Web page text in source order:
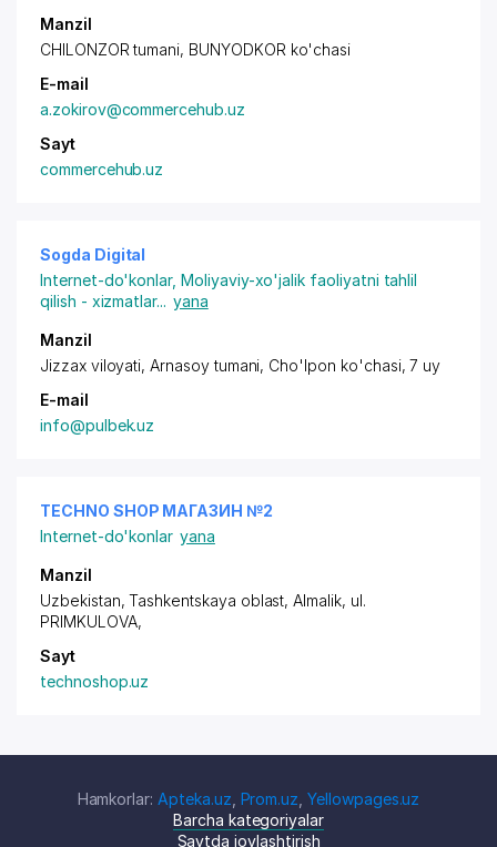
Manzil
CHILONZOR tumani, BUNYODKOR ko'chasi
E-mail
a.zokirov@commercehub.uz
Sayt
commercehub.uz
Sogda Digital
Internet-do'konlar,Moliyaviy-xo'jalik faoliyatni tahlil
qilish - xizmatlar... yana
Manzil
Jizzax viloyati, Arnasoy tumani, Cho'lpon ko'chasi, 7 uy
E-mail
info@pulbek.uz
TECHNO SHOP МАГАЗИН №2
Internet-do'konlar yana
Manzil
Uzbekistan, Tashkentskaya oblast, Almalik, ul.
PRIMKULOVA,
Sayt
technoshop.uz
Hamkorlar: Apteka.uz Prom.uz ,Yellowpages.uz
Barcha kategoriyalar
Saytda joylashtirish